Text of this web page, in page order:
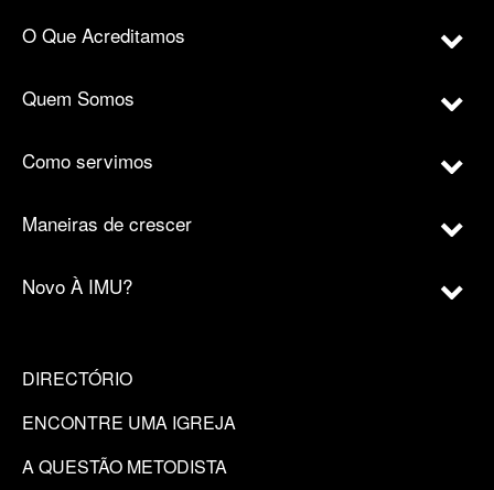
O Que Acreditamos
Quem Somos
Como servimos
Maneiras de crescer
Novo À IMU?
DIRECTÓRIO
ENCONTRE UMA IGREJA
A QUESTÃO METODISTA